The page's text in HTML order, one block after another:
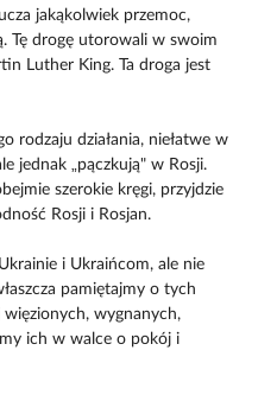
jakąkolwiek przemoc,
Tę drogę utorowali w swoim
Luther King. Ta droga jest
rodzaju działania, niełatwe w
jednak „pączkują" w Rosji.
szerokie kręgi, przyjdzie
Rosji i Rosjan.
i Ukraińcom, ale nie
pamiętajmy o tych
wygnanych,
ich w walce o pokój i